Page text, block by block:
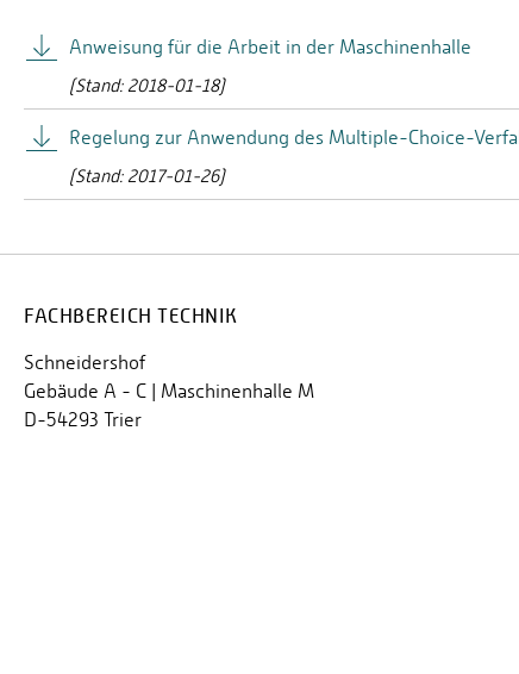
Anweisung für die Arbeit in der Maschinenhalle
(Stand: 2018-01-18)
Regelung zur Anwendung des Multiple-Choice-
(Stand: 2017-01-26)
FACHBEREICH TECHNIK
Schneidershof
Gebäude A - C | Maschinenhalle M
D-54293 Trier